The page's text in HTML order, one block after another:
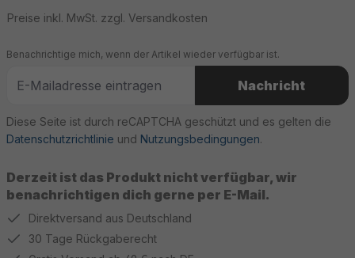
Preise inkl. MwSt. zzgl. Versandkosten
Derzeit ist das Produkt nicht verfügbar, wir
benachrichtigen dich gerne per E-Mail.
Benachrichtige mich, wenn der Artikel wieder verfügbar ist.
Nachricht
Diese Seite ist durch reCAPTCHA geschützt und es gelten die
Datenschutzrichtlinie und Nutzungsbedingungen.
Direktversand aus Deutschland
30 Tage Rückgaberecht